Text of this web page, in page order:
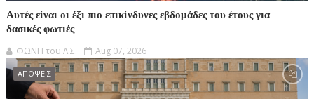
Αυτές είναι οι έξι πιο επικίνδυνες εβδομάδες του έτους για
δασικές φωτιές
ΦΩΝΗ του Λ.Σ. Aug 07, 2026
ΑΠΟΨΕΙΣ